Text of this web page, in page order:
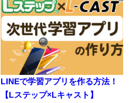
LINEで学習アプリを作る方法！
【Lステップ×Lキャスト】